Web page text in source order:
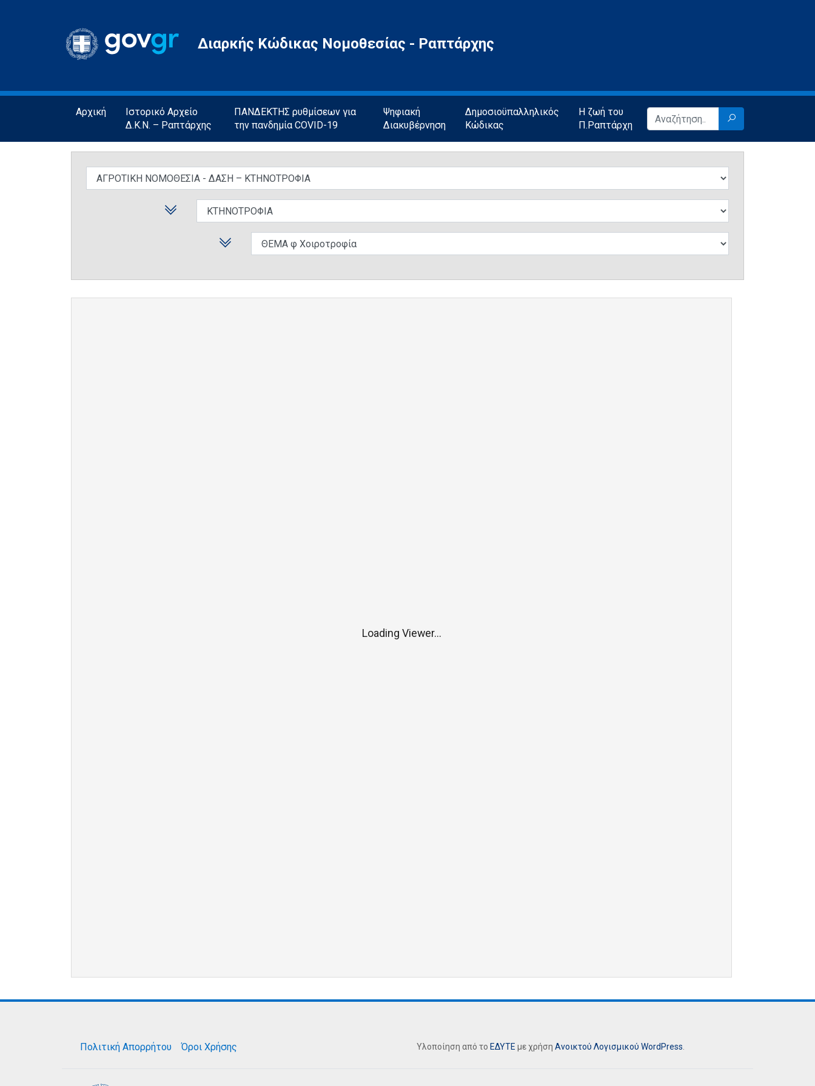
Gov.gr
Διαρκής Κώδικας Νομοθεσίας - Ραπτάρχης
Αρχική
Ιστορικό Αρχείο
Δ.Κ.Ν. – Ραπτάρχης
ΠΑΝΔΕΚΤΗΣ ρυθμίσεων για
την πανδημία COVID-19
Ψηφιακή
Διακυβέρνηση
Δημοσιοϋπαλληλικός
Κώδικας
Η ζωή του
Π.Ραπτάρχη
Loading Viewer...
Πολιτική Απορρήτου Όροι Χρήσης Υλοποίηση από το ΕΔΥΤΕ με χρήση Ανοικτού Λογισμικού WordPress